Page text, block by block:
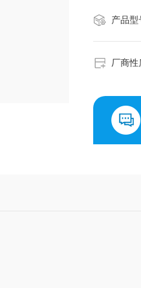
产品型
厂商性